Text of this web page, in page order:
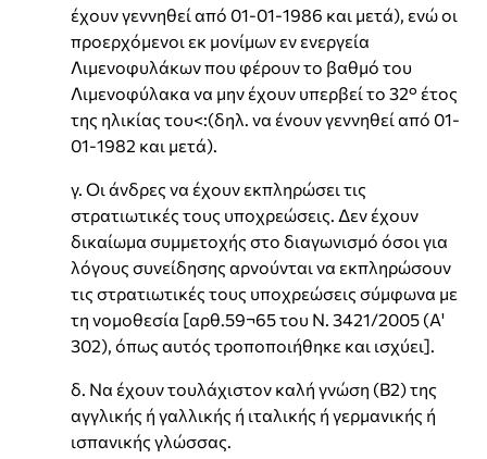
έχουν γεννηθεί από 01-01-1986 και μετά), ενώ οι
προερχόμενοι εκ μονίμων εν ενεργεία
Λιμενοφυλάκων που φέρουν το βαθμό του
Λιμενοφύλακα να μην έχουν υπερβεί το 32° έτος
της ηλικίας του<:(δηλ. να ένουν γεννηθεί από 01-
01-1982 και μετά).
γ. Οι άνδρες να έχουν εκπληρώσει τις
στρατιωτικές τους υποχρεώσεις. Δεν έχουν
δικαίωμα συμμετοχής στο διαγωνισμό όσοι για
λόγους συνείδησης αρνούνται να εκπληρώσουν
τις στρατιωτικές τους υποχρεώσεις σύμφωνα με
τη νομοθεσία [αρθ.59¬65 του Ν. 3421/2005 (Α'
302), όπως αυτός τροποποιήθηκε και ισχύει].
δ. Να έχουν τουλάχιστον καλή γνώση (Β2) της
αγγλικής ή γαλλικής ή ιταλικής ή γερμανικής ή
ισπανικής γλώσσας.